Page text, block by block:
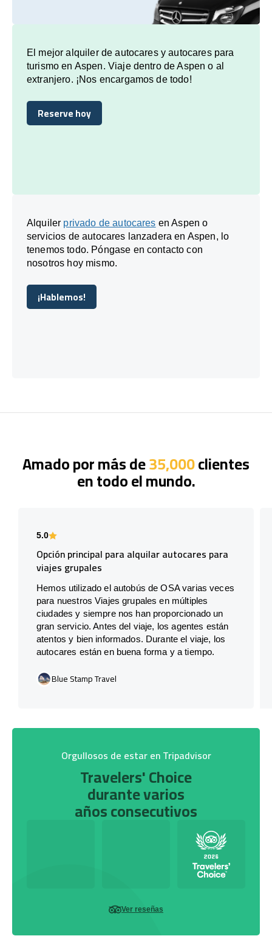
El mejor alquiler de autocares y autocares para
turismo en Aspen. Viaje dentro de Aspen o al
extranjero. ¡Nos encargamos de todo!
Reserve hoy
Reserve hoy
Alquiler privado de autocares en Aspen o
servicios de autocares lanzadera en Aspen, lo
tenemos todo. Póngase en contacto con
nosotros hoy mismo.
¡Hablemos!
¡Hablemos!
Amado por más de35,000clientes
en todo el mundo.
5.0
Opción principal para alquilar autocares para
viajes grupales
Hemos utilizado el autobús de OSA varias veces
para nuestros Viajes grupales en múltiples
ciudades y siempre nos han proporcionado un
gran servicio. Antes del viaje, los agentes están
atentos y bien informados. Durante el viaje, los
autocares están en buena forma y a tiempo.
Blue Stamp Travel
Orgullosos de estar en Tripadvisor
Travelers' Choice
durante varios
años consecutivos
Ver reseñas